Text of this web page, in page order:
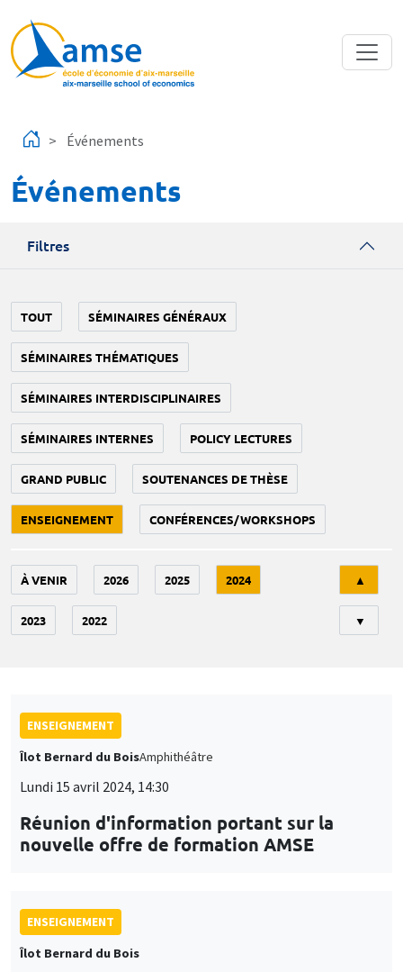
Événements
Événements
Filtres
TOUT SÉMINAIRES GÉNÉRAUX
SÉMINAIRES THÉMATIQUES
SÉMINAIRES INTERDISCIPLINAIRES
SÉMINAIRES INTERNES POLICY LECTURES
GRAND PUBLIC SOUTENANCES DE THÈSE
ENSEIGNEMENT CONFÉRENCES/WORKSHOPS
À VENIR 2026 2025 2024
2023 2022
▲
▼
ENSEIGNEMENT
Îlot Bernard du BoisAmphithéâtre
Lundi 15 avril 2024, 14:30
Réunion d'information portant sur la
nouvelle offre de formation AMSE
ENSEIGNEMENT
Îlot Bernard du Bois